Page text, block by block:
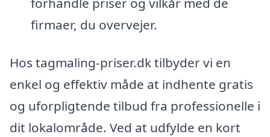
firmaer, du overvejer.
Hos tagmaling-priser.dk tilbyder vi en
enkel og effektiv måde at indhente gratis
og uforpligtende tilbud fra professionelle i
dit lokalområde. Ved at udfylde en kort